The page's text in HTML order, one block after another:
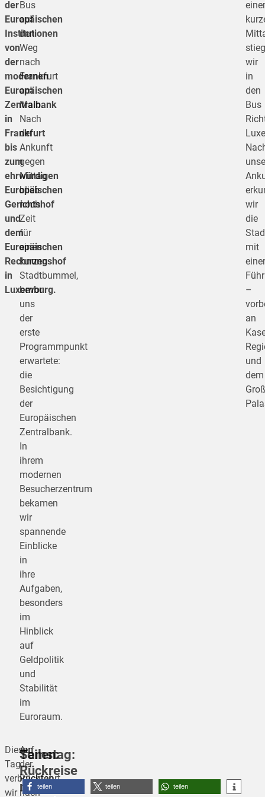
der
Europäischen
Institutionen
von
der
modernen
Europäischen
Zentralbank
in
Frankfurt
bis
zum
ehrwürdigen
Europäischen
Gerichtshof
und
dem
Europäischen
Rechnungshof
in
Luxemburg.
Bus
auf
den
Weg
nach
Frankfurt
am
Main.
Nach
der
Ankunft
gegen
Mittag
blieb
noch
Zeit
für
einen
kurzen
Stadtbummel,
bevor
uns
der
erste
Programmpunkt
erwartete:
die
Besichtigung
der
Europäischen
Zentralbank.
In
ihrem
modernen
Besucherzentrum
bekamen
wir
spannende
Einblicke
in
ihre
Aufgaben,
besonders
im
Hinblick
auf
Geldpolitik
und
Stabilität
im
Euroraum.
wir
in
den
Bus
wir
die
mit
einer
–
an
und
dem
Diesen
Tag
verbrachten
wir
Samstag:
Rückreise
mit
Auf
der
Rückfahrt
nach
Teilen:
teilen teilen teilen